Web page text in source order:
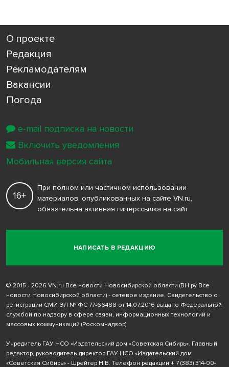
О проекте
Редакция
Рекламодателям
Вакансии
Погода
НАПИСАТЬ В РЕДАКЦИЮ
16+
При полном или частичном использовании
материалов, опубликованных на сайте VN.ru,
обязательна активная гиперссылка на сайт
© 2015 - 2026 VN.ru Все новости Новосибирской области (ВН.ру Все
новости Новосибирской области) - сетевое издание. Свидетельство о
регистрации СМИ ЭЛ № ФС 77-66488 от 14.07.2016 выдано Федеральной
службой по надзору в сфере связи, информационных технологий и
массовых коммуникаций (Роскомнадзор)
Учредитель ГАУ НСО «Издательский дом «Советская Сибирь». Главный
редактор, руководитель-директор ГАУ НСО «Издательский дом
«Советская Сибирь» - Шрейтер Н.В. Телефон редакции + 7 (383) 314-00-
e-mail подписка на новости
Включить уведомления
Мобильная версия сайта